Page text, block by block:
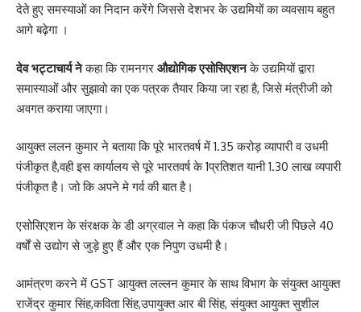
देते हुए समस्याओं का निदान करेंगे जिससे देशभर के उद्यमियों का व्यवसाय बहुत
आगे बढ़ेगा ।
देव भट्टाचार्य नेकहा कि रामनगर औद्योगिक एसोसिएशनके उद्यमियों द्वारा
समास्याओं और सुझावो का एक पत्रक तैयार किया जा रहा है, जिसे मंत्रीजी को
अवगत कराया जाएगा।
आयुक्त ललन कुमार ने बताया कि पूरे भारतवर्ष में 1.35 करोड़ व्यापारी व उधमी
पंजीकृत है,वही इस कार्यालय से पूरे भारतवर्ष के 1प्रतिशत यानी 1.30 लाख व्यपारी
पंजीकृत है। जो कि अपने मे गर्व की बात है।
एसोसिएशन के संरक्षक के डी अग्रवाल ने कहा कि पंकज चौधरी जी पिछले 40
वर्षों से उद्योग से जुड़े हुए हैं और एक निपुण उधमी है।
आमंत्रण करने में GST आयुक्त लल्लन कुमार के साथ विभाग के संयुक्त आयुक्त
राजेंद्र कुमार सिंह,कविता सिंह,उपायुक्त आर बी सिंह, संयुक्त आयुक्त सुशील